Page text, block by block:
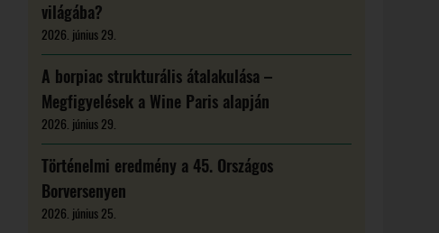
világába?
2026. június 29.
A borpiac strukturális átalakulása –
Megfigyelések a Wine Paris alapján
2026. június 29.
Történelmi eredmény a 45. Országos
Borversenyen
2026. június 25.